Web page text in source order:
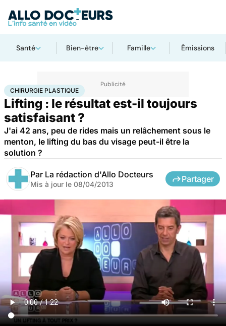
Santé Bien-être Famille Émissions
AccueilSantéMaladiesChirurgie plastique
CHIRURGIE PLASTIQUE
Lifting : le résultat est-il toujours
satisfaisant ?
J'ai 42 ans, peu de rides mais un relâchement sous le
menton, le lifting du bas du visage peut-il être la
solution ?
Par La rédaction d'Allo Docteurs
Mis à jour le 08/04/2013
Partager